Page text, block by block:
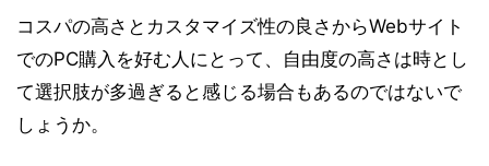
コスパの高さとカスタマイズ性の良さからWebサイト
でのPC購入を好む人にとって、自由度の高さは時とし
て選択肢が多過ぎると感じる場合もあるのではないで
しょうか。